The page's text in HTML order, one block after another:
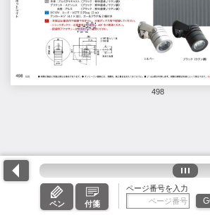
498
ペン 付箋
ページ番号を入力